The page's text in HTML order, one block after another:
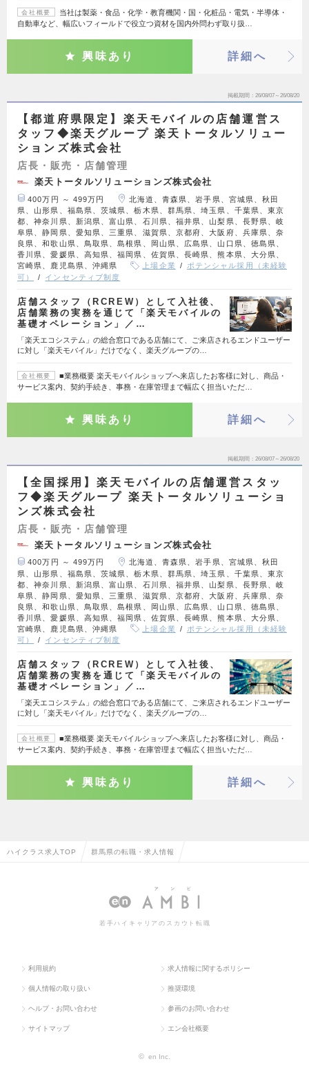
会社概要
当社は製薬・食品・化学・教育機関・国・化粧品・電気・半導体・
自動車など、幅広いフィールドで役立つ資材を国内外問わず取り扱…
興味あり 詳細へ
掲載期間 26/08/07～26/08/20
【都道府県限定】楽天モバイルの店舗運営ス
タッフ◆楽天グループ 楽天トータルソリュー
ションズ株式会社
店長・販売・店舗管理
楽天トータルソリューションズ株式会社
400万円 ～ 499万円
北海道、青森県、岩手県、宮城県、秋田
県、山形県、福島県、茨城県、栃木県、群馬県、埼玉県、千葉県、東京
都、神奈川県、新潟県、富山県、石川県、福井県、山梨県、長野県、岐
阜県、静岡県、愛知県、三重県、滋賀県、京都府、大阪府、兵庫県、奈
良県、和歌山県、鳥取県、島根県、岡山県、広島県、山口県、徳島県、
香川県、愛媛県、高知県、福岡県、佐賀県、長崎県、熊本県、大分県、
宮崎県、鹿児島県、沖縄県
上場企業
ポテンシャル採用（未経験
可）
インセンティブ制度
店舗スタッフ（RCREW）として入社後、
店舗業務の実務を通じて「楽天モバイルの
基礎オペレーション」／…
「楽天エコシステム」の総合窓口である店舗にて、ご来店されるエンドユーザー
に対し「楽天モバイル」だけでなく、楽天グループの…
会社概要
■業務概要 楽天モバイルショップへ来店したお客様に対し、商品・
サービス案内、契約手続き、事務・在庫管理まで幅広く担当いただ…
興味あり 詳細へ
掲載期間 26/08/07～26/08/20
【全国採用】楽天モバイルの店舗運営スタッ
フ◆楽天グループ 楽天トータルソリューショ
ンズ株式会社
店長・販売・店舗管理
楽天トータルソリューションズ株式会社
400万円 ～ 499万円
北海道、青森県、岩手県、宮城県、秋田
県、山形県、福島県、茨城県、栃木県、群馬県、埼玉県、千葉県、東京
都、神奈川県、新潟県、富山県、石川県、福井県、山梨県、長野県、岐
阜県、静岡県、愛知県、三重県、滋賀県、京都府、大阪府、兵庫県、奈
良県、和歌山県、鳥取県、島根県、岡山県、広島県、山口県、徳島県、
香川県、愛媛県、高知県、福岡県、佐賀県、長崎県、熊本県、大分県、
宮崎県、鹿児島県、沖縄県
上場企業
ポテンシャル採用（未経験
可）
インセンティブ制度
店舗スタッフ（RCREW）として入社後、
店舗業務の実務を通じて「楽天モバイルの
基礎オペレーション」／…
「楽天エコシステム」の総合窓口である店舗にて、ご来店されるエンドユーザー
に対し「楽天モバイル」だけでなく、楽天グループの…
会社概要
■業務概要 楽天モバイルショップへ来店したお客様に対し、商品・
サービス案内、契約手続き、事務・在庫管理まで幅広く担当いただ…
興味あり 詳細へ
ハイクラス求人TOP 群馬県の転職・求人情報
若手ハイキャリアのスカウト転職
利用規約 求人情報に関するポリシー
個人情報の取り扱い 推奨環境
ヘルプ・お問い合わせ 参画のお問い合わせ
サイトマップ エン会社概要
© en Inc.